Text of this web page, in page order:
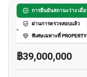
การยืนยันสถานะว่าง เมื่
ผ่านการตรวจสอบแล้ว
พิเศษเฉพาะที่
ซิลเวอร์ เฮอริเ
ทองหล่อ, กรุงเทพ
฿39,000,000